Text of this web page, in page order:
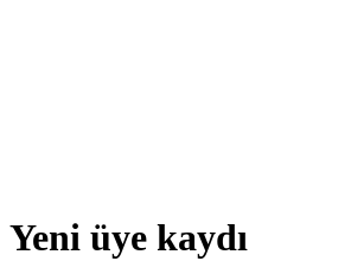
Yeni üye kaydı